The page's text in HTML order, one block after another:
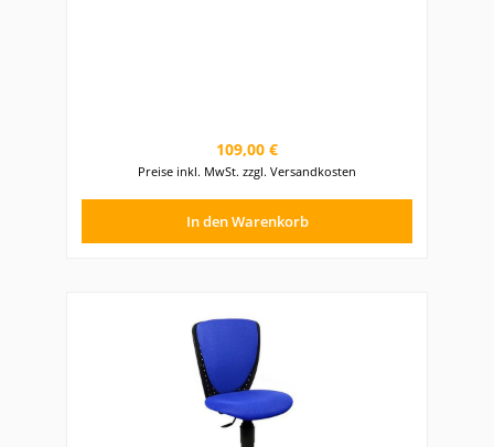
Regulärer Preis:
109,00 €
Preise inkl. MwSt. zzgl. Versandkosten
In den Warenkorb